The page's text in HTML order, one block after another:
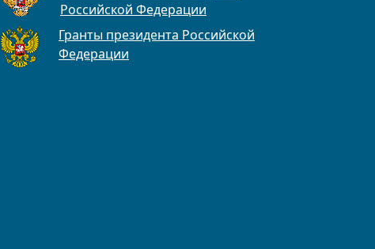
Российской Федерации
Гранты президента Российской
Федерации